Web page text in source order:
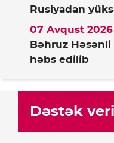
Rusiyadan
Bəhruz
həbs edilib
07 Avqust 2026
Dəstək